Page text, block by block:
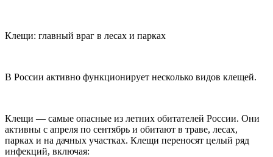
Клещи: главный враг в лесах и парках
В России активно функционирует несколько видов клещей.
Клещи — самые опасные из летних обитателей России. Они
активны с апреля по сентябрь и обитают в траве, лесах,
парках и на дачных участках. Клещи переносят целый ряд
инфекций, включая: